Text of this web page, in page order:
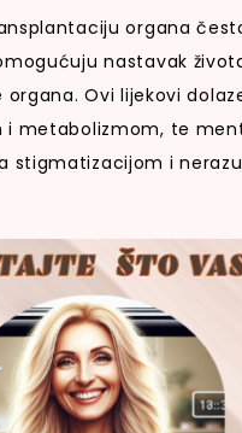
organa
nastavak
Ovi lijekovi
metabolizmom, te
stigmatizacijom i